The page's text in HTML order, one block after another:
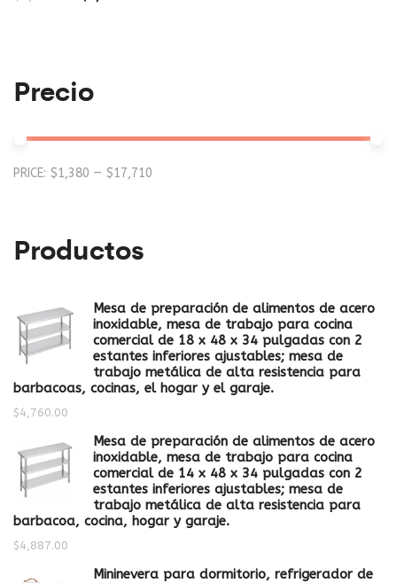
Precio
PRICE: $1,380 — $17,710
Productos
Mesa de preparación de alimentos de acero
inoxidable, mesa de trabajo para cocina
comercial de 18 x 48 x 34 pulgadas con 2
estantes inferiores ajustables; mesa de
trabajo metálica de alta resistencia para
barbacoas, cocinas, el hogar y el garaje.
$4,760.00
Mesa de preparación de alimentos de acero
inoxidable, mesa de trabajo para cocina
comercial de 14 x 48 x 34 pulgadas con 2
estantes inferiores ajustables; mesa de
trabajo metálica de alta resistencia para
barbacoa, cocina, hogar y garaje.
$4,887.00
Mininevera para dormitorio, refrigerador de